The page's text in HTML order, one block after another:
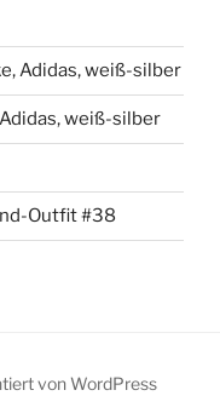
Adidas, weiß-silber
weiß-silber
Outfit #38
von WordPress